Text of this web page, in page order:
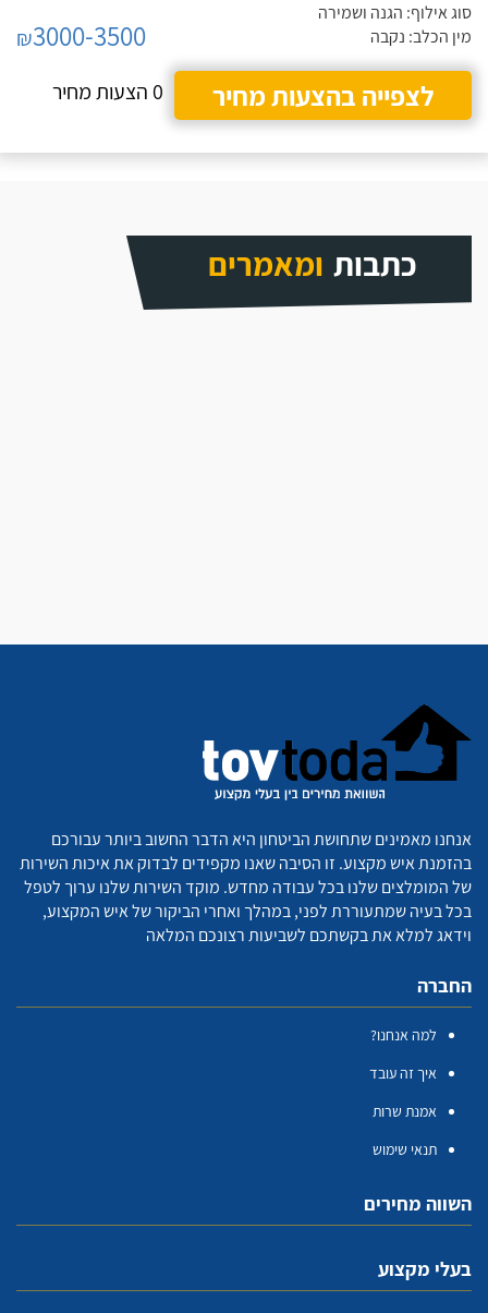
סוג אילוף: הגנה ושמירה
מין הכלב: נקבה
₪3000-3500
לצפייה בהצעות מחיר
0 הצעות מחיר
כתבות ומאמרים
אנחנו מאמינים שתחושת הביטחון היא הדבר החשוב ביותר עבורכם
בהזמנת איש מקצוע. זו הסיבה שאנו מקפידים לבדוק את איכות השירות
של המומלצים שלנו בכל עבודה מחדש. מוקד השירות שלנו ערוך לטפל
בכל בעיה שמתעוררת לפני, במהלך ואחרי הביקור של איש המקצוע,
וידאג למלא את בקשתכם לשביעות רצונכם המלאה
החברה
למה אנחנו?
איך זה עובד
אמנת שרות
תנאי שימוש
השווה מחירים
בעלי מקצוע